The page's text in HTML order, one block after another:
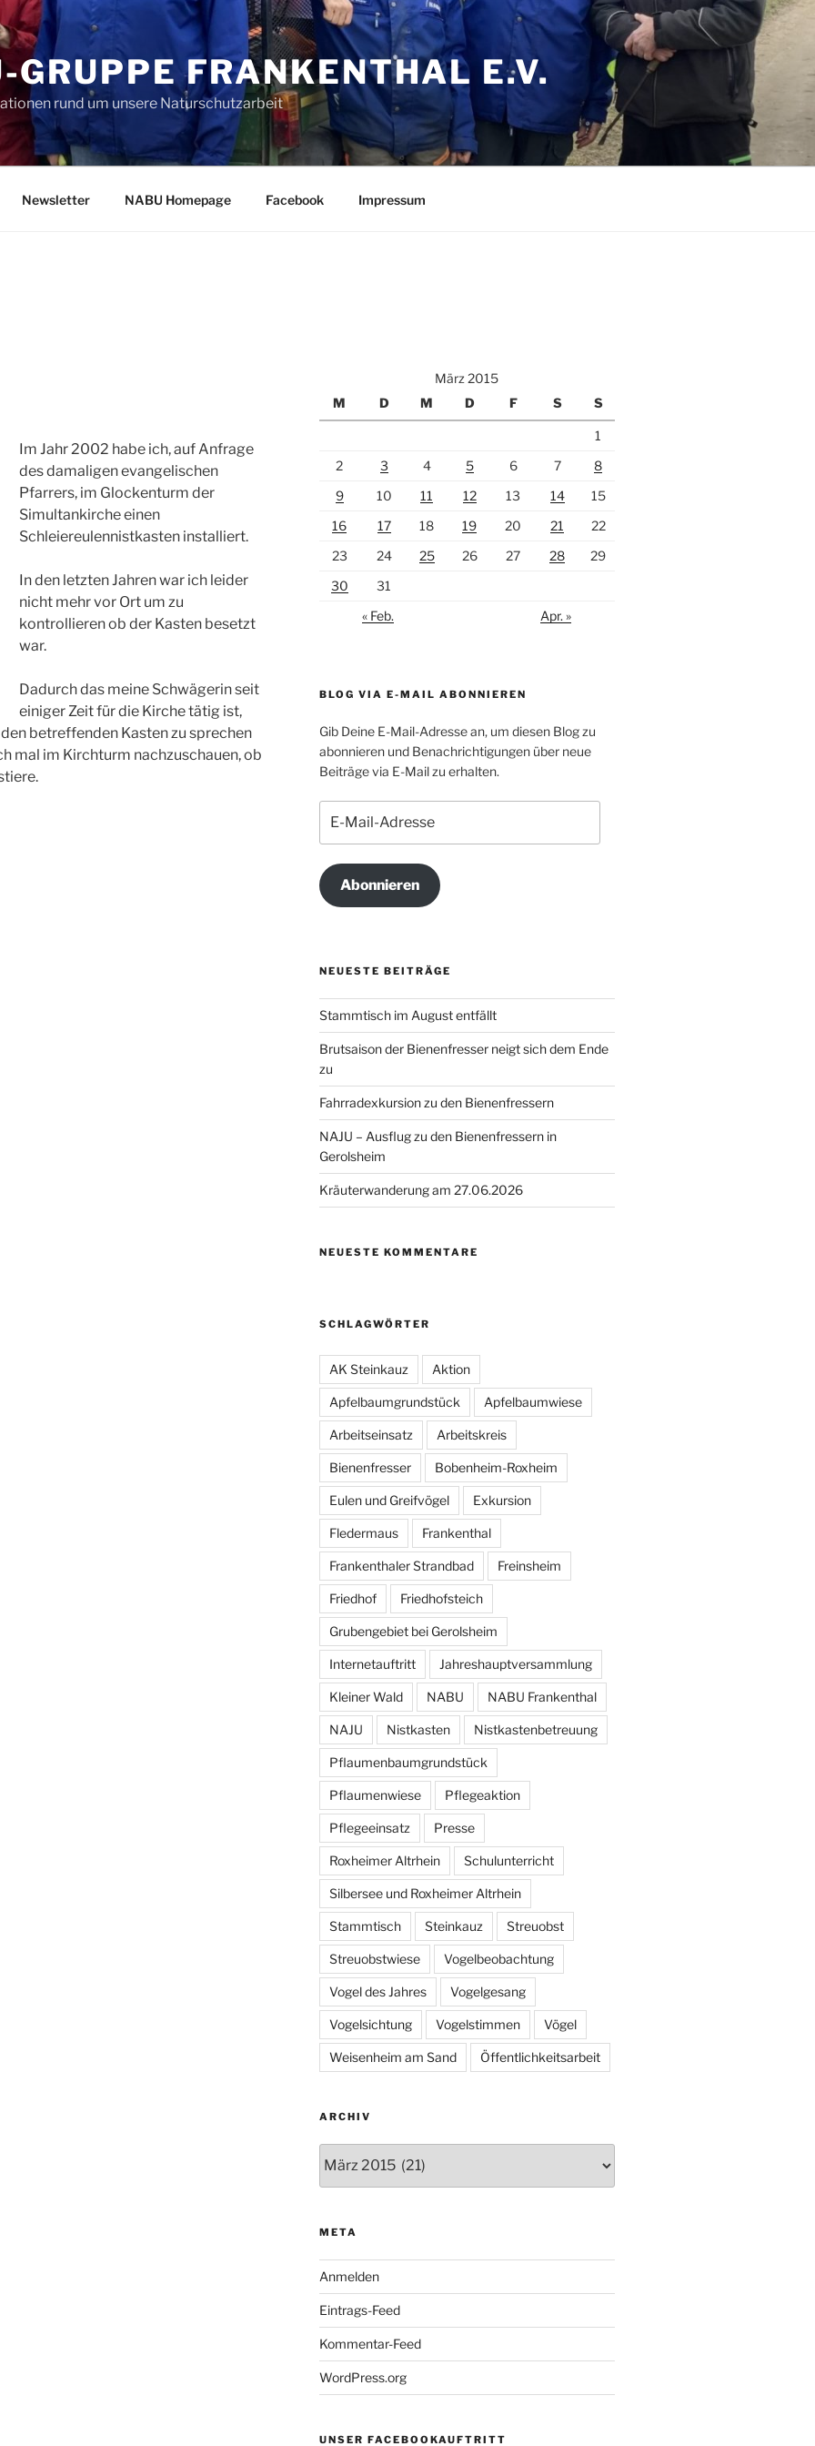
GRUPPE FRANKENTHAL E.V.
rund um unsere Naturschutzarbeit
Newsletter NABU Homepage Facebook Impressum
Im Jahr 2002 habe ich, auf Anfrage
des damaligen evangelischen
Pfarrers, im Glockenturm der
Simultankirche einen
Schleiereulennistkasten installiert.
In den letzten Jahren war ich leider
nicht mehr vor Ort um zu
kontrollieren ob der Kasten besetzt
war.
Dadurch das meine Schwägerin seit
einiger Zeit für die Kirche tätig ist,
betreffenden Kasten zu sprechen
mal im Kirchturm nachzuschauen, ob
März 2015
M
D M D F S S
1
2
3 4 5 6 7
8
9
10 11 12 13 14
15
16
17 18 19 20 21
22
23
24 25 26 27 28
29
30
31
« Feb.
Apr. »
BLOG VIA E-MAIL ABONNIEREN
Gib Deine E-Mail-Adresse an, um diesen Blog zu
abonnieren und Benachrichtigungen über neue
Beiträge via E-Mail zu erhalten.
Mail-
Adresse
Abonnieren
NEUESTE BEITRÄGE
Stammtisch im August entfällt
Brutsaison der Bienenfresser neigt sich dem Ende
zu
Fahrradexkursion zu den Bienenfressern
NAJU – Ausflug zu den Bienenfressern in
Gerolsheim
Kräuterwanderung am 27.06.2026
NEUESTE KOMMENTARE
SCHLAGWÖRTER
AK Steinkauz Aktion
Apfelbaumgrundstück Apfelbaumwiese
Arbeitseinsatz Arbeitskreis
Bienenfresser Bobenheim-Roxheim
Eulen und Greifvögel Exkursion
Fledermaus Frankenthal
Frankenthaler Strandbad Freinsheim
Friedhof Friedhofsteich
Grubengebiet bei Gerolsheim
Internetauftritt Jahreshauptversammlung
Kleiner Wald NABU NABU Frankenthal
NAJU Nistkasten Nistkastenbetreuung
Pflaumenbaumgrundstück
Pflaumenwiese Pflegeaktion
Pflegeeinsatz Presse
Roxheimer Altrhein Schulunterricht
Silbersee und Roxheimer Altrhein
Stammtisch Steinkauz Streuobst
Streuobstwiese Vogelbeobachtung
Vogel des Jahres Vogelgesang
Vogelsichtung Vogelstimmen Vögel
Weisenheim am Sand Öffentlichkeitsarbeit
ARCHIV
META
Anmelden
Eintrags-Feed
Kommentar-Feed
WordPress.org
UNSER FACEBOOKAUFTRITT